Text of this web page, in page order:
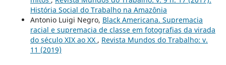
História Social do Trabalho na Amazônia
Antonio Luigi Negro, Black Americana. Supremacia
racial e supremacia de classe em fotografias da virada
do século XIX ao XX , Revista Mundos do Trabalho: v.
11 (2019)